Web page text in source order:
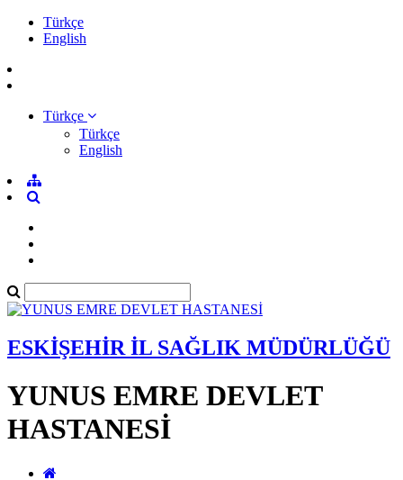
Türkçe
English
Türkçe
Türkçe
English
ESKİŞEHİR İL SAĞLIK MÜDÜRLÜĞÜ
YUNUS EMRE DEVLET
HASTANESİ